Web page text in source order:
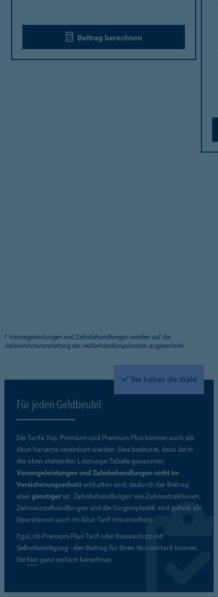
Beitrag berechnen
* Vorsorgeleistungen und Zahnbehandlungen werden auf die
Jahreshöchsterstattung der Heilbehandlungskosten angerechnet.
Sie haben die Wahl
Für jeden Geldbeutel
Die Tarife Top, Premium und Premium Plus können auch als
Akut-Variante vereinbart werden. Dies bedeutet, dass die in
der oben stehenden Leistungs-Tabelle genannten
Vorsorgeleistungen und Zahnbehandlungen nicht im
Versicherungsschutzenthalten sind, dadurch der Beitrag
abergünstiger ist. Zahnbehandlungen wie Zahnextraktionen,
Zahnwurzelhandlungen und die Gingivoplastik sind jedoch als
Operationen auch im Akut-Tarif mitversichert.
Egal, ob Premium Plus Tarif oder Basisschutz mit
Selbstbeteiligung - den Beitrag für Ihren Wunschtarif können
Sie hierganz einfach berechnen.